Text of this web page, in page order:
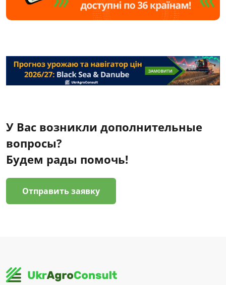
У Вас возникли дополнительные
вопросы?
Будем рады помочь!
Отправить заявку